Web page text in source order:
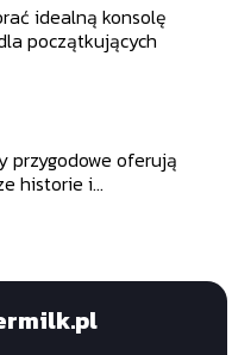
idealną konsolę
początkujących
przygodowe oferują
historie i